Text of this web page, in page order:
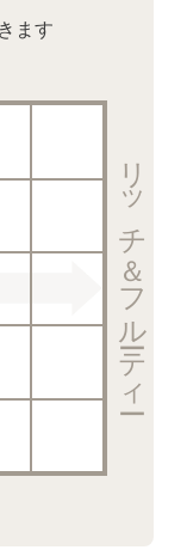
ます
リッチ＆フルーティー